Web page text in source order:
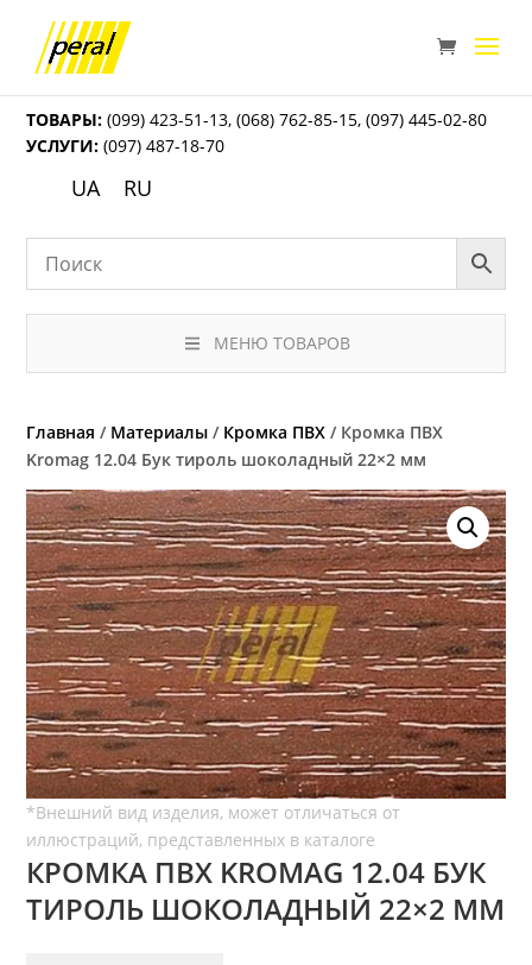
ТОВАРЫ: (099) 423-51-13,(068) 762-85-15,(097) 445-02-80
УСЛУГИ: (097) 487-18-70
UA RU
МЕНЮ ТОВАРОВ
Главная / Материалы / Кромка ПВХ / Кромка ПВХ
Kromag 12.04 Бук тироль шоколадный 22×2 мм
КРОМКА ПВХ KROMAG 12.04 БУК
ТИРОЛЬ ШОКОЛАДНЫЙ 22×2 ММ